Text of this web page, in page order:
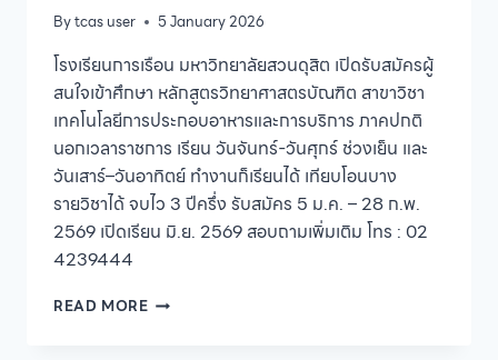
Bytcas user 5 January 2026
โรงเรียนการเรือน มหาวิทยาลัยสวนดุสิต เปิดรับสมัครผู้
สนใจเข้าศึกษา หลักสูตรวิทยาศาสตรบัณฑิต สาขาวิชา
เทคโนโลยีการประกอบอาหารและการบริการ ภาคปกติ
นอกเวลาราชการ เรียน วันจันทร์-วันศุกร์ ช่วงเย็น และ
วันเสาร์–วันอาทิตย์ ทำงานก็เรียนได้ เทียบโอนบาง
รายวิชาได้ จบไว 3 ปีครึ่ง รับสมัคร 5 ม.ค. – 28 ก.พ.
2569 เปิดเรียน มิ.ย. 2569 สอบถามเพิ่มเติม โทร : 02
4239444
READ MOREโรงเรียน